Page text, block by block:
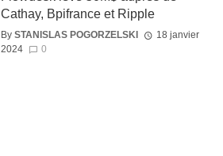
Cathay, Bpifrance et Ripple
By STANISLAS POGORZELSKI
18 janvier
2024
0